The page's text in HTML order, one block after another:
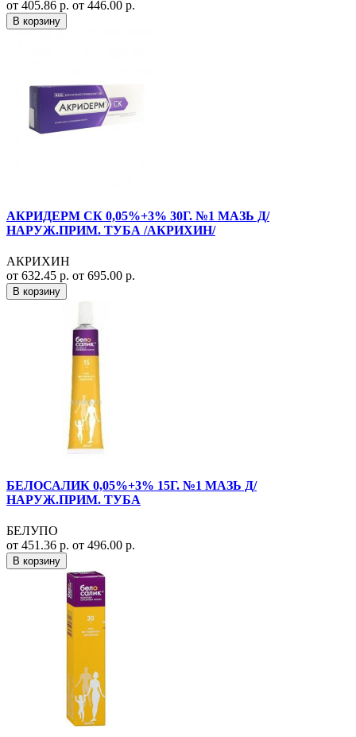
от 405.86 р. от 446.00 р.
В корзину
АКРИДЕРМ СК 0,05%+3% 30Г. №1 МАЗЬ Д/
НАРУЖ.ПРИМ. ТУБА /АКРИХИН/
АКРИХИН
от 632.45 р. от 695.00 р.
В корзину
БЕЛОСАЛИК 0,05%+3% 15Г. №1 МАЗЬ Д/
НАРУЖ.ПРИМ. ТУБА
БЕЛУПО
от 451.36 р. от 496.00 р.
В корзину